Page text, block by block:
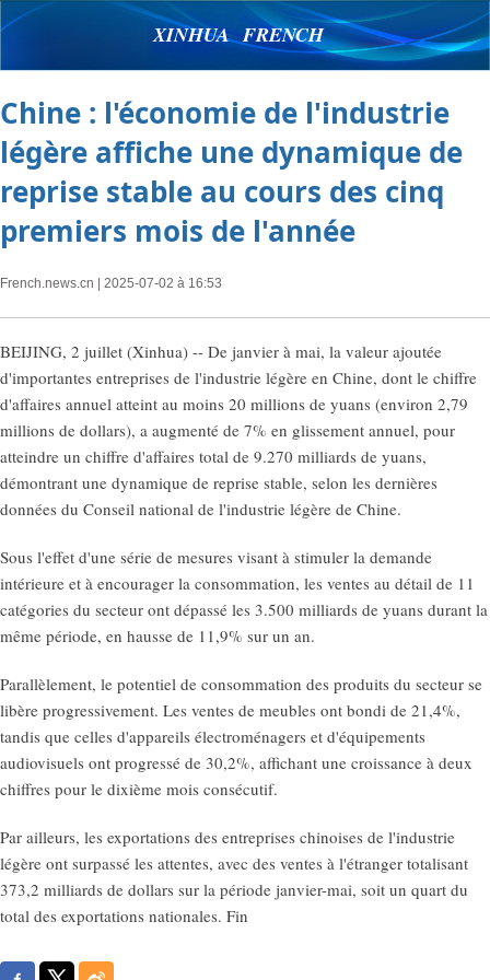
XINHUA FRENCH
Chine : l'économie de l'industrie
légère affiche une dynamique de
reprise stable au cours des cinq
premiers mois de l'année
French.news.cn | 2025-07-02 à 16:53
BEIJING, 2 juillet (Xinhua) -- De janvier à mai, la valeur ajoutée
d'importantes entreprises de l'industrie légère en Chine, dont le chiffre
d'affaires annuel atteint au moins 20 millions de yuans (environ 2,79
millions de dollars), a augmenté de 7% en glissement annuel, pour
atteindre un chiffre d'affaires total de 9.270 milliards de yuans,
démontrant une dynamique de reprise stable, selon les dernières
données du Conseil national de l'industrie légère de Chine.
Sous l'effet d'une série de mesures visant à stimuler la demande
intérieure et à encourager la consommation, les ventes au détail de 11
catégories du secteur ont dépassé les 3.500 milliards de yuans durant la
même période, en hausse de 11,9% sur un an.
Parallèlement, le potentiel de consommation des produits du secteur se
libère progressivement. Les ventes de meubles ont bondi de 21,4%,
tandis que celles d'appareils électroménagers et d'équipements
audiovisuels ont progressé de 30,2%, affichant une croissance à deux
chiffres pour le dixième mois consécutif.
Par ailleurs, les exportations des entreprises chinoises de l'industrie
légère ont surpassé les attentes, avec des ventes à l'étranger totalisant
373,2 milliards de dollars sur la période janvier-mai, soit un quart du
total des exportations nationales. Fin